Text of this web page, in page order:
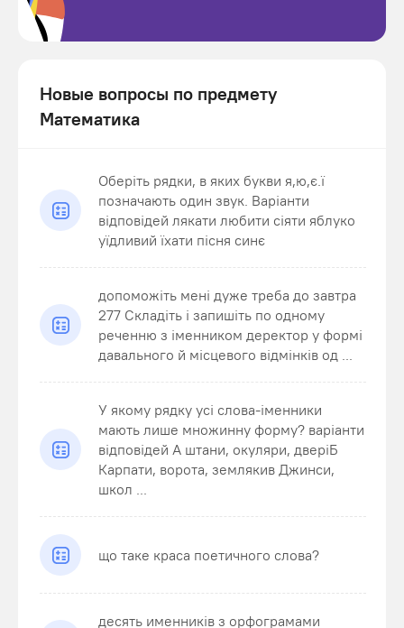
Новые вопросы по предмету
Математика
Оберіть рядки, в яких букви я,ю,є.ї
позначають один звук. Варіанти
відповідей лякати любити сіяти яблуко
уїдливий їхати пісня синє
допоможіть мені дуже треба до завтра
277 Складіть і запишіть по одному
реченню з іменником деректор у формі
давального й місцевого відмінків од ...
У якому рядку усі слова-іменники
мають лише множинну форму? варіанти
відповідей А штани, окуляри, дверіБ
Карпати, ворота, землякив Джинси,
школ ...
що таке краса поетичного слова?
десять именників з орфограмами